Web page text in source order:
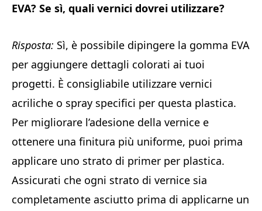
EVA? Se sì, quali vernici dovrei utilizzare?
Risposta: Sì, è possibile dipingere la gomma EVA
per aggiungere dettagli colorati ai tuoi
progetti. È consigliabile utilizzare vernici
acriliche o spray specifici per questa plastica.
Per migliorare l’adesione della vernice e
ottenere una finitura più uniforme, puoi prima
applicare uno strato di primer per plastica.
Assicurati che ogni strato di vernice sia
completamente asciutto prima di applicarne un